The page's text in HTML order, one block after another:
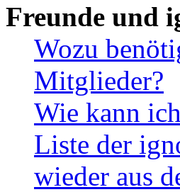
Freunde und
Wozu
Mitglieder?
Wie kann
Liste der
wieder aus